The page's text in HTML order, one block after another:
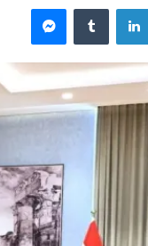
لينكدإن
‏Tumblr